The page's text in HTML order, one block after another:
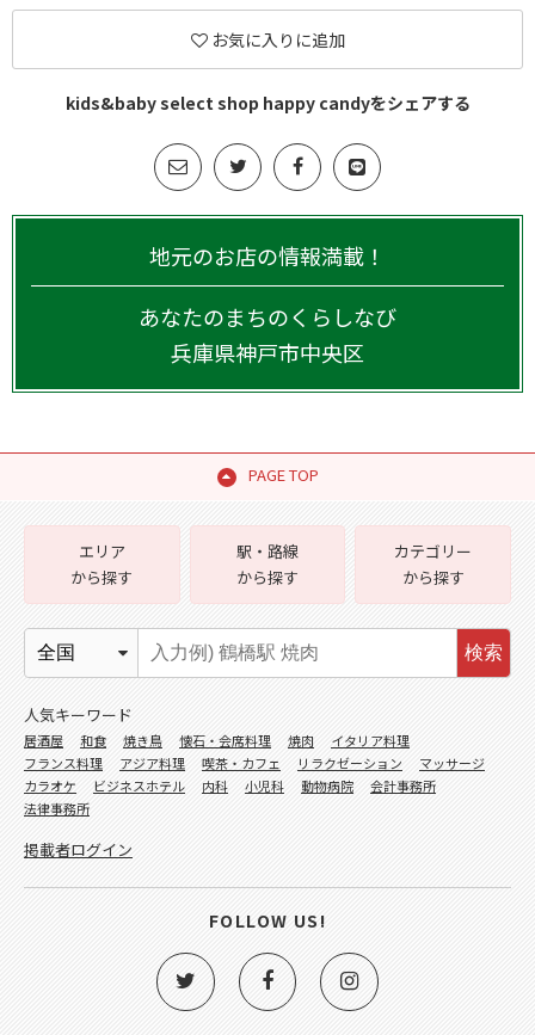
お気に入りに追加
kids&baby select shop happy candyをシェアする
地元のお店の情報満載！
あなたのまちのくらしなび
兵庫県神戸市中央区
PAGE TOP
エリア
から探す
駅・路線
から探す
カテゴリー
から探す
検索
人気キーワード
居酒屋 和食 焼き鳥 懐石・会席料理 焼肉
イタリア料理
フランス料理
アジア料理 喫茶・カフェ リラクゼーション
マッサージ
カラオケ
ビジネスホテル 内科 小児科 動物病院
会計事務所
法律事務所
掲載者ログイン
FOLLOW US!